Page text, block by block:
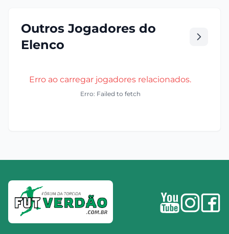
Outros Jogadores do
Elenco
Erro ao carregar jogadores relacionados.
Erro: Failed to fetch